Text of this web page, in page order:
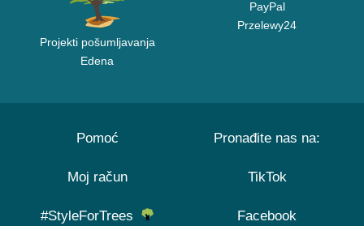
Projekti pošumljavanja
Edena
PayPal
Przelewy24
Pomoć
Moj račun
#StyleForTrees
Pronađite nas na:
TikTok
Facebook